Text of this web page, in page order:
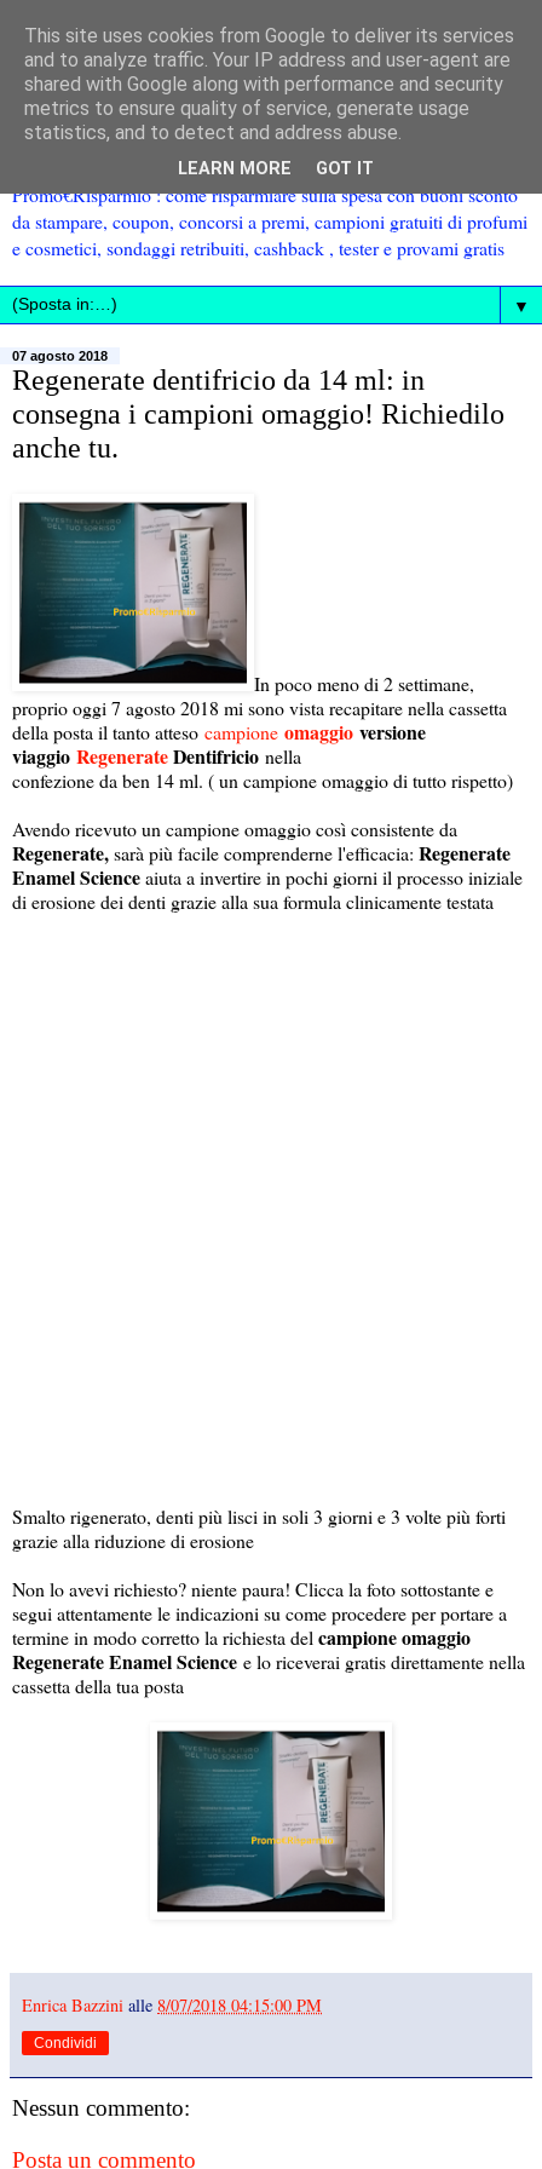
Promo€Risparmio : come risparmiare sulla spesa con buoni sconto
da stampare, coupon, concorsi a premi, campioni gratuiti di profumi
e cosmetici, sondaggi retribuiti, cashback , tester e provami gratis
▼
07 agosto 2018
Regenerate dentifricio da 14 ml: in
consegna i campioni omaggio! Richiedilo
anche tu.
In poco meno di 2 settimane,
proprio oggi 7 agosto 2018 mi sono vista recapitare nella cassetta
della posta il tanto atteso campione omaggio versione
viaggio RegenerateDentifricio nella
confezione da ben 14 ml. ( un campione omaggio di tutto rispetto)
Avendo ricevuto un campione omaggio così consistente da
Regenerate,sarà più facile comprenderne l'efficacia: Regenerate
Enamel Scienceaiuta a invertire in pochi giorni il processo iniziale
di erosione dei denti grazie alla sua formula clinicamente testata
Smalto rigenerato, denti più lisci in soli 3 giorni e 3 volte più forti
grazie alla riduzione di erosione
Non lo avevi richiesto? niente paura! Clicca la foto sottostante e
segui attentamente le indicazioni su come procedere per portare a
termine in modo corretto la richiesta del campione omaggio
Regenerate Enamel Science e lo riceverai gratis direttamente nella
cassetta della tua posta
Enrica Bazzini alle 8/07/2018 04:15:00 PM
Condividi
Nessun commento:
Posta un commento
This site uses cookies from Google to deliver its services
and to analyze traffic. Your IP address and user-agent are
shared with Google along with performance and security
metrics to ensure quality of service, generate usage
statistics, and to detect and address abuse.
LEARN MORE GOT IT